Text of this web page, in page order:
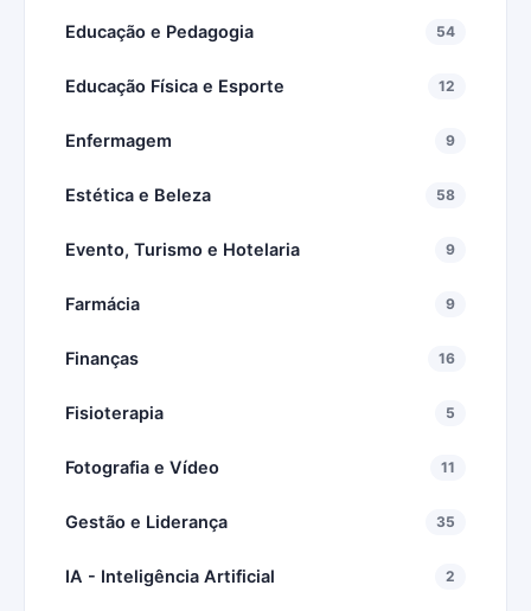
Educação e Pedagogia 54
Educação Física e Esporte 12
Enfermagem 9
Estética e Beleza 58
Evento, Turismo e Hotelaria 9
Farmácia 9
Finanças 16
Fisioterapia 5
Fotografia e Vídeo 11
Gestão e Liderança 35
IA - Inteligência Artificial 2